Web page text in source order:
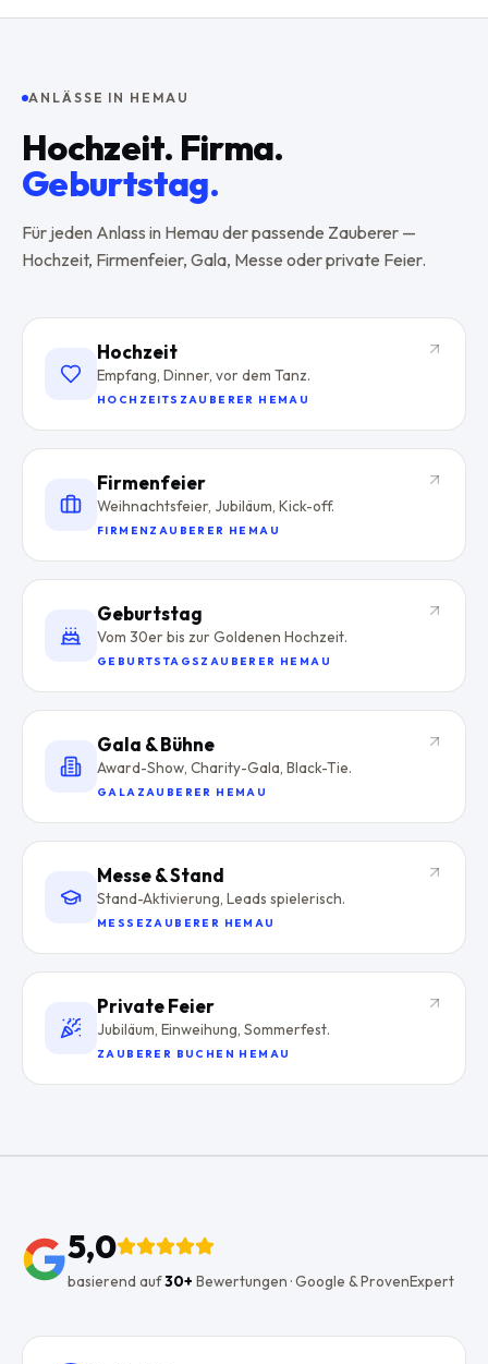
ANLÄSSE IN HEMAU
Hochzeit. Firma.
Geburtstag.
Für jeden Anlass in Hemauder passende Zauberer —
Hochzeit, Firmenfeier, Gala, Messe oder private Feier.
Hochzeit
Empfang, Dinner, vor dem Tanz.
HOCHZEITSZAUBERER HEMAU
Firmenfeier
Weihnachtsfeier, Jubiläum, Kick-off.
FIRMENZAUBERER HEMAU
Geburtstag
Vom 30er bis zur Goldenen Hochzeit.
GEBURTSTAGSZAUBERER HEMAU
Gala & Bühne
Award-Show, Charity-Gala, Black-Tie.
GALAZAUBERER HEMAU
Messe & Stand
Stand-Aktivierung, Leads spielerisch.
MESSEZAUBERER HEMAU
Private Feier
Jubiläum, Einweihung, Sommerfest.
ZAUBERER BUCHEN HEMAU
5,0
basierend auf30+ Bewertungen · Google & ProvenExpert